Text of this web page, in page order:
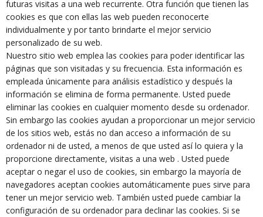
futuras visitas a una web recurrente. Otra función que tienen las
cookies es que con ellas las web pueden reconocerte
individualmente y por tanto brindarte el mejor servicio
personalizado de su web.
Nuestro sitio web emplea las cookies para poder identificar las
páginas que son visitadas y su frecuencia. Esta información es
empleada únicamente para análisis estadístico y después la
información se elimina de forma permanente. Usted puede
eliminar las cookies en cualquier momento desde su ordenador.
Sin embargo las cookies ayudan a proporcionar un mejor servicio
de los sitios web, estás no dan acceso a información de su
ordenador ni de usted, a menos de que usted así lo quiera y la
proporcione directamente, visitas a una web . Usted puede
aceptar o negar el uso de cookies, sin embargo la mayoría de
navegadores aceptan cookies automáticamente pues sirve para
tener un mejor servicio web. También usted puede cambiar la
configuración de su ordenador para declinar las cookies. Si se